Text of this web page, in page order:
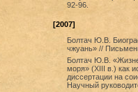
92-96.
[2007]
Болтач Ю.В.
чжуань» //
Болтач Ю.В.
моря» (XIII в.) как
диссертации на
Научный